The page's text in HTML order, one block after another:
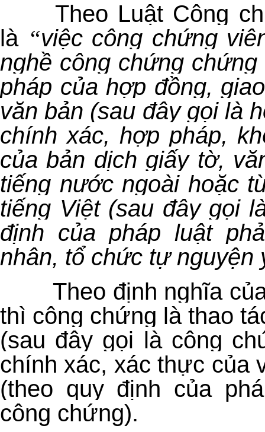
Theo Luật Công
là “việc công chứng
nghề công chứng
pháp của hợp đồng,
văn bản (sau đây gọi là
chính xác, hợp pháp,
của bản dịch giấy tờ,
tiếng nước ngoài hoặc
tiếng Việt (sau đây gọi
định của pháp luật
nhân, tổ chức tự nguyện
Theo định nghĩa
thì công chứng là thao
(sau đây gọi là công
chính xác, xác thực của
(theo quy định của
công chứng).